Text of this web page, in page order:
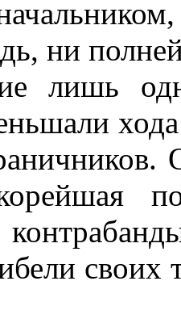
ни
лишь
своих